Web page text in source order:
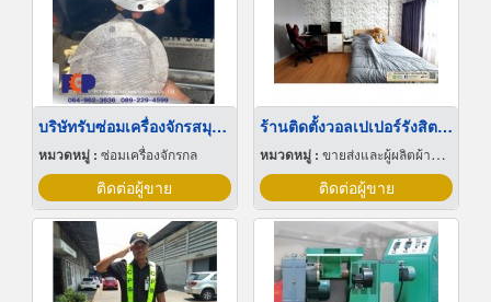
บริษัทรับซ่อมเครื่องจักรสมุทรสาคร
หมวดหมู่ : ซ่อมเครื่องจักรกล
ติดต่อผู้ขาย
ร้านติดตั้งวอลเปเปอร์รังสิต ปทุมธานี
หมวดหมู่ : ขายส่งและผู้ผลิตผ้าม่าน
ติดต่อผู้ขาย